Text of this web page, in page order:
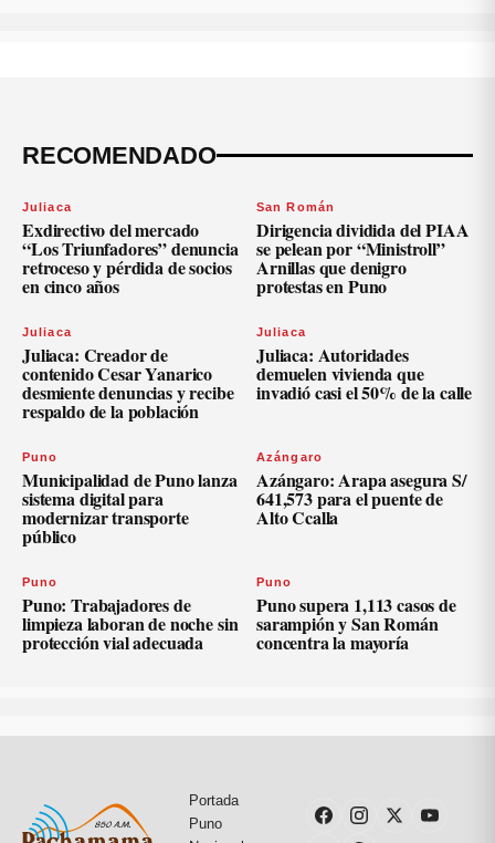
RECOMENDADO
Juliaca
Exdirectivo del mercado
“Los Triunfadores” denuncia
retroceso y pérdida de socios
en cinco años
San Román
Dirigencia dividida del PIAA
se pelean por “Ministroll”
Arnillas que denigro
protestas en Puno
Juliaca
Juliaca: Creador de
contenido Cesar Yanarico
desmiente denuncias y recibe
respaldo de la población
Juliaca
Juliaca: Autoridades
demuelen vivienda que
invadió casi el 50% de la calle
Puno
Municipalidad de Puno lanza
sistema digital para
modernizar transporte
público
Azángaro
Azángaro: Arapa asegura S/
641,573 para el puente de
Alto Ccalla
Puno
Puno: Trabajadores de
limpieza laboran de noche sin
protección vial adecuada
Puno
Puno supera 1,113 casos de
sarampión y San Román
concentra la mayoría
Portada
Puno